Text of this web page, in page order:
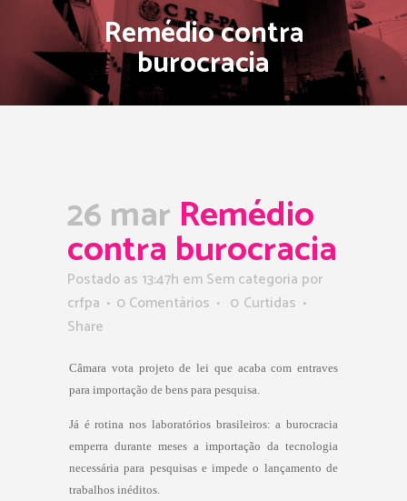
Remédio contra
burocracia
26 marRemédio
contra burocracia
Postado as 13:47h em Sem categoria por
crfpa
0 Comentários 0 Curtidas
Share
Câmara vota projeto de lei que acaba com entraves
para importação de bens para pesquisa.
Já é rotina nos laboratórios brasileiros: a burocracia
emperra durante meses a importação da tecnologia
necessária para pesquisas e impede o lançamento de
trabalhos inéditos.